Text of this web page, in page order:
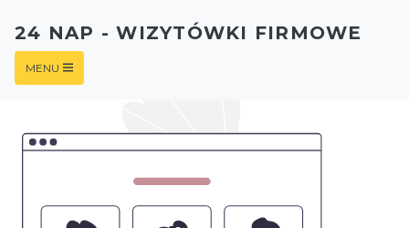
24 NAP - WIZYTÓWKI FIRMOWE
MENU